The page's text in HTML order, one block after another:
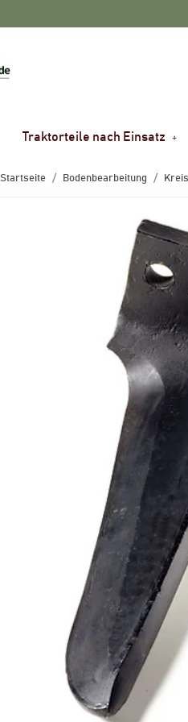
Traktorteile nach Einsatz
Startseite Bodenbearbeitung